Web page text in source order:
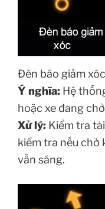
Đèn báo giảm xóc
Ý nghĩa: Hệ
hoặc xe đang
Xử lý: Kiểm tra
kiểm tra nếu chở
vẫn sáng.